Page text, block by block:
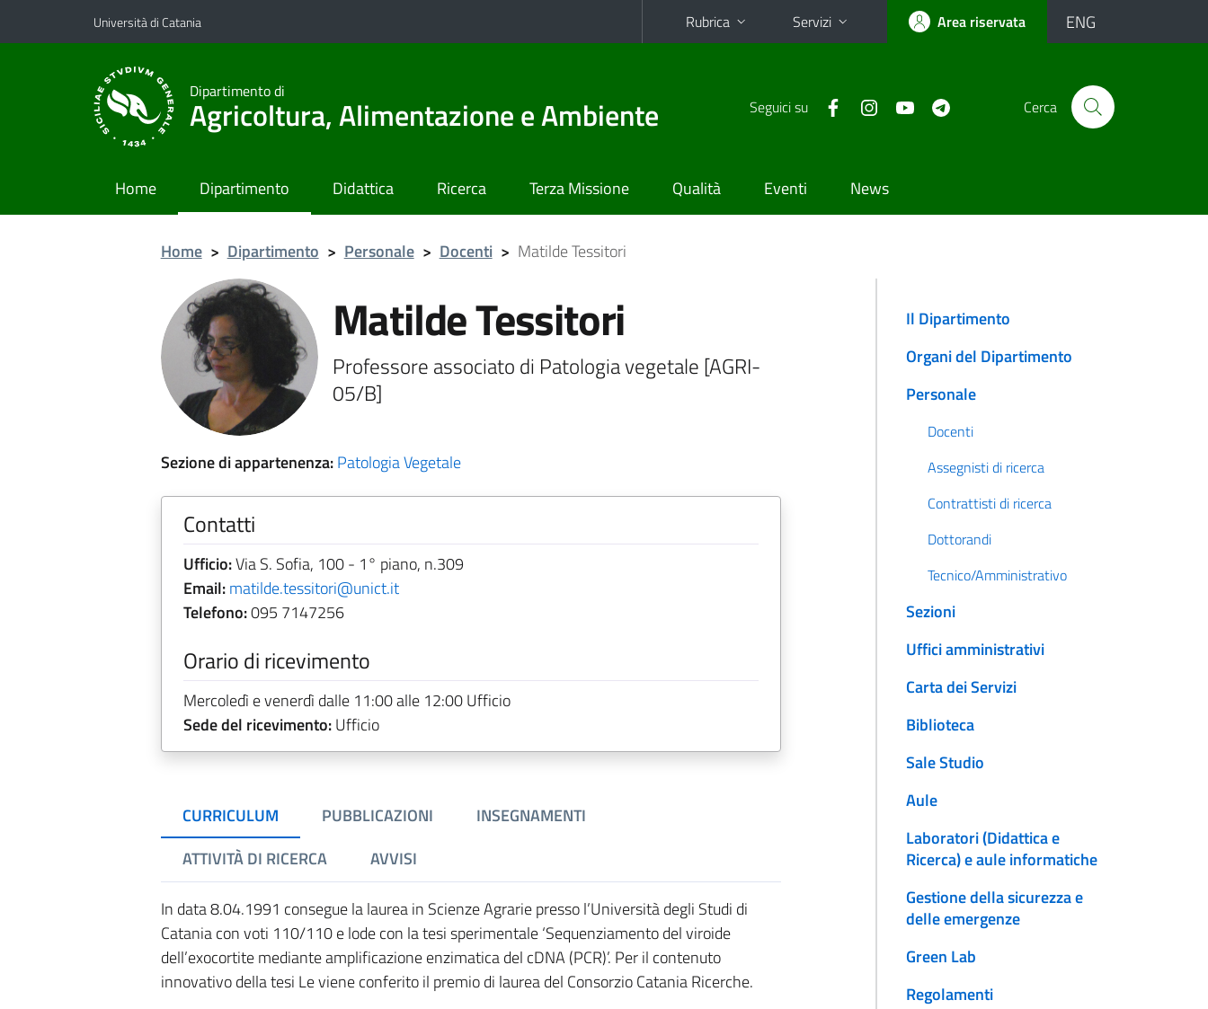
Vai al contenuto principale
Vai al menu di navigazione
Università di Catania Rubrica Servizi Area riservata ENG
Dipartimento di
Agricoltura, Alimentazione e Ambiente Seguici su Cerca
Home Dipartimento Didattica Ricerca Terza Missione Qualità Eventi News
Home > Dipartimento > Personale > Docenti > Matilde Tessitori
Matilde Tessitori
Professore associato di Patologia vegetale [AGRI-
05/B]
Sezione di appartenenza:Patologia Vegetale
Contatti
Ufficio:Via S. Sofia, 100 - 1° piano, n.309
Email:matilde.tessitori@unict.it
Telefono:095 7147256
Orario di ricevimento
Mercoledì e venerdì dalle 11:00 alle 12:00 Ufficio
Sede del ricevimento:Ufficio
CURRICULUM PUBBLICAZIONI
INSEGNAMENTI
ATTIVITÀ DI RICERCA
AVVISI
In data 8.04.1991 consegue la laurea in Scienze Agrarie presso l’Università degli Studi di
Catania con voti 110/110 e lode con la tesi sperimentale ‘Sequenziamento del viroide
dell’exocortite mediante amplificazione enzimatica del cDNA (PCR)’. Per il contenuto
innovativo della tesi Le viene conferito il premio di laurea del Consorzio Catania Ricerche.
Il Dipartimento
Organi del Dipartimento
Personale
Docenti
Assegnisti di ricerca
Contrattisti di ricerca
Dottorandi
Tecnico/Amministrativo
Sezioni
Uffici amministrativi
Carta dei Servizi
Biblioteca
Sale Studio
Aule
Laboratori (Didattica e
Ricerca) e aule informatiche
Gestione della sicurezza e
delle emergenze
Green Lab
Regolamenti